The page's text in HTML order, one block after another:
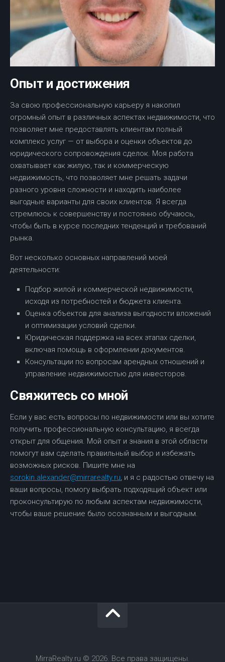
Опыт и достижения
За свою профессиональную карьеру я накопил
огромный опыт в различных аспектах недвижимости, что
позволяет мне предоставлять клиентам полный
комплекс услуг — от выбора и оценки объектов до
юридического сопровождения сделок. Моя работа
охватывает как жилую, так и коммерческую
недвижимость, что позволяет мне решать задачи
разного уровня сложности и находить наиболее
выгодные варианты для своих клиентов. Я всегда
стремлюсь к совершенству и постоянно обучаюсь,
чтобы быть в курсе последних тенденций и требований
рынка.
Вот несколько основных направлений моей
деятельности:
Подбор жилой и коммерческой недвижимости,
исходя из потребностей и бюджета клиента.
Оценка объектов для анализа выгодности вложений
и оптимизации условий сделки.
Юридическая поддержка на всех этапах сделки,
включая помощь в оформлении документов.
Консультации по вопросам арендных отношений и
управление недвижимостью для инвесторов.
Свяжитесь со мной
Если у вас есть вопросы по недвижимости или вы хотите
получить профессиональную консультацию, я всегда
открыт для общения. Мой опыт и знания в этой области
помогут вам сделать правильный выбор и избежать
возможных рисков. Пишите мне на
sorokin.alexander@mirrarealty.ru, и я с радостью отвечу на
ваши вопросы, помогу выбрать подходящий объект или
проконсультирую по любым аспектам недвижимости,
чтобы ваше решение было осознанным и выгодным.
MirraRealty.ru © 2026. Все права защищены.